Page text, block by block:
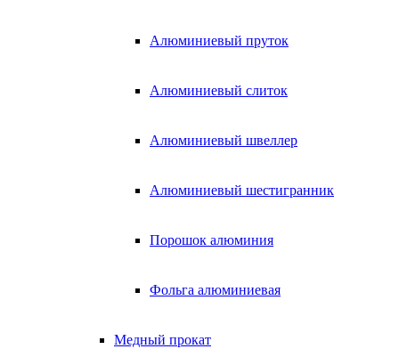
Алюминиевый пруток
Алюминиевый слиток
Алюминиевый швеллер
Алюминиевый шестигранник
Порошок алюминия
Фольга алюминиевая
Медный прокат